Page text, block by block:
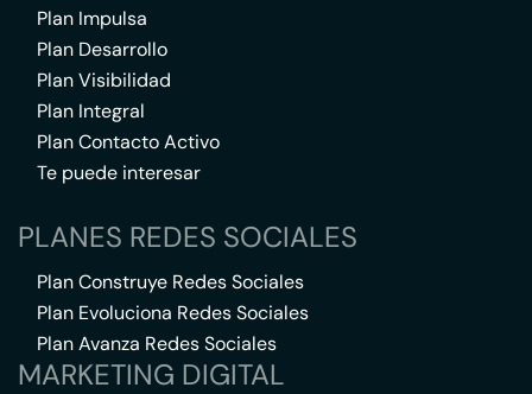
Plan Impulsa
Plan Desarrollo
Plan Visibilidad
Plan Integral
Plan Contacto Activo
Te puede interesar
PLANES REDES SOCIALES
Plan Construye Redes Sociales
Plan Evoluciona Redes Sociales
Plan Avanza Redes Sociales
MARKETING DIGITAL